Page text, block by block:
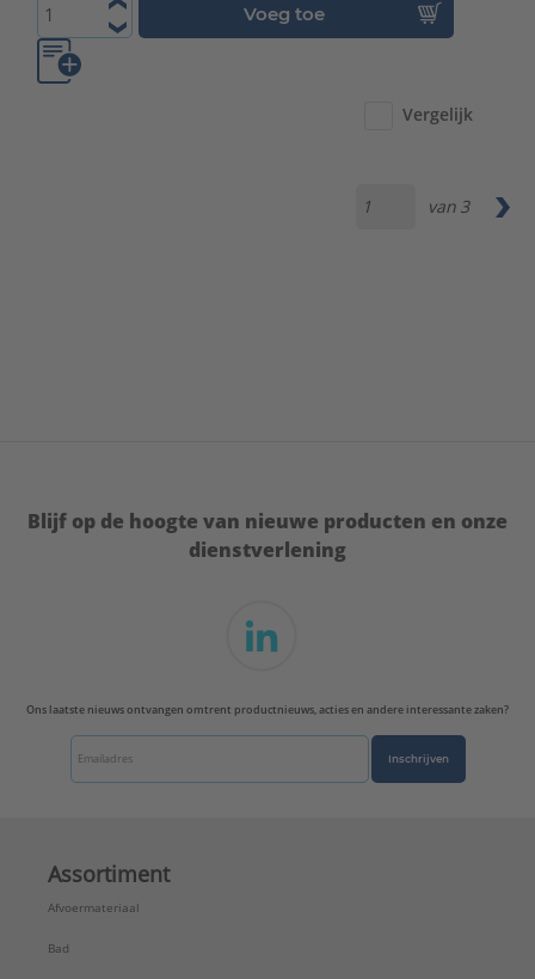
Voeg toe
Vergelijk
van 3
Blijf op de hoogte van nieuwe producten en onze
dienstverlening
Ons laatste nieuws ontvangen omtrent productnieuws, acties en andere interessante zaken?
Inschrijven
Assortiment
Afvoermateriaal
Bad